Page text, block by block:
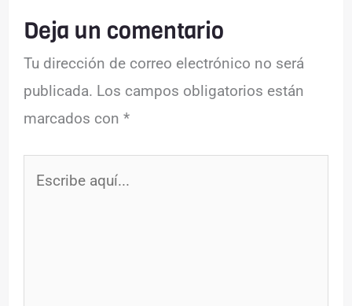
Deja un comentario
Tu dirección de correo electrónico no será
publicada. Los campos obligatorios están
marcados con*